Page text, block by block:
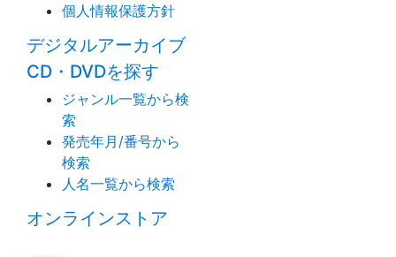
個人情報保護方針
デジタルアーカイブ
CD・DVDを探す
ジャンル一覧から検
索
発売年月/番号から
検索
人名一覧から検索
オンラインストア